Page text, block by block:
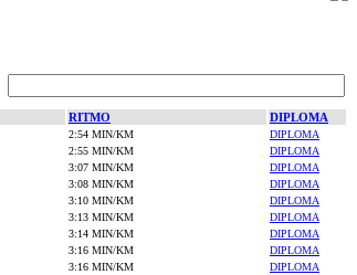
RITMO DIPLOMA
2:54 MIN/KM
DIPLOMA
2:55 MIN/KM
DIPLOMA
3:07 MIN/KM
DIPLOMA
3:08 MIN/KM
DIPLOMA
3:10 MIN/KM
DIPLOMA
3:13 MIN/KM
DIPLOMA
3:14 MIN/KM
DIPLOMA
3:16 MIN/KM
DIPLOMA
3:16 MIN/KM
DIPLOMA